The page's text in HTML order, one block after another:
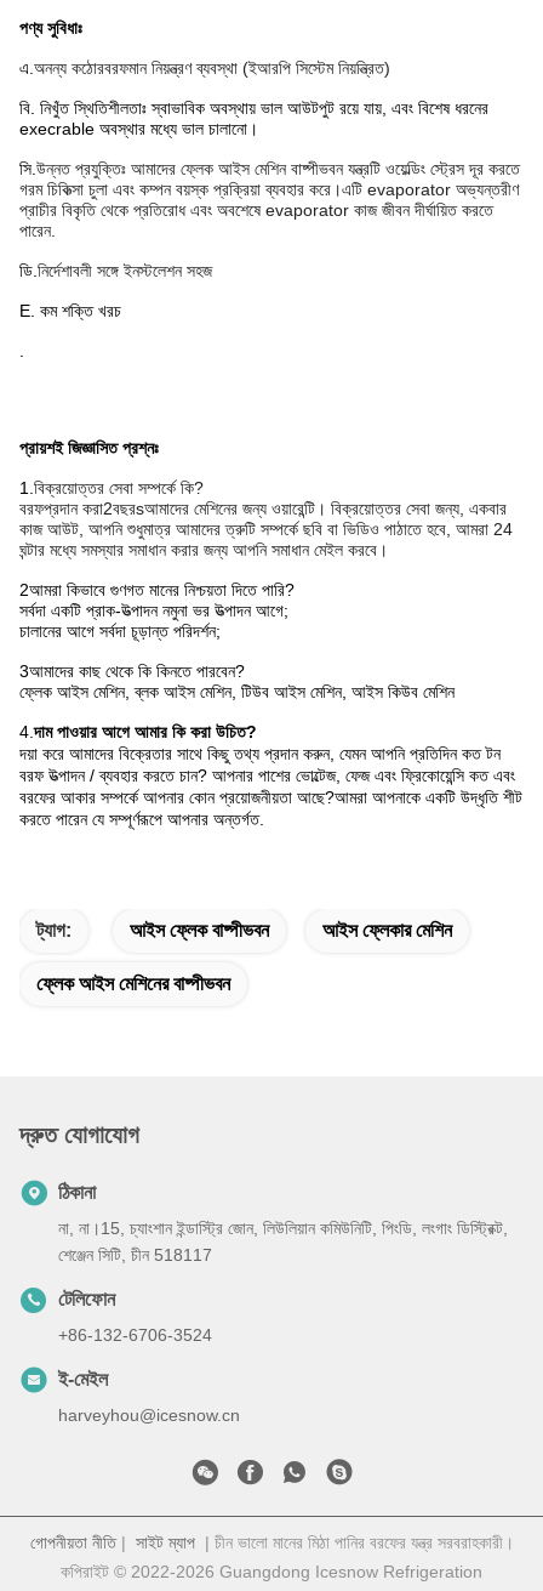
পণ্য সুবিধাঃ
এ. অনন্য কঠোরবরফমান নিয়ন্ত্রণ ব্যবস্থা (ইআরপি সিস্টেম নিয়ন্ত্রিত)
বি. নিখুঁত স্থিতিশীলতাঃ স্বাভাবিক অবস্থায় ভাল আউটপুট রয়ে যায়, এবং বিশেষ ধরনের
execrable অবস্থার মধ্যে ভাল চালানো।
সি. উন্নত প্রযুক্তিঃ আমাদের ফ্লেক আইস মেশিন বাষ্পীভবন যন্ত্রটি ওয়েল্ডিং স্ট্রেস দূর করতে
গরম চিকিত্সা চুলা এবং কম্পন বয়স্ক প্রক্রিয়া ব্যবহার করে।এটি evaporator অভ্যন্তরীণ
প্রাচীর বিকৃতি থেকে প্রতিরোধ এবং অবশেষে evaporator কাজ জীবন দীর্ঘায়িত করতে
পারেন.
ডি. নির্দেশাবলী সঙ্গে ইনস্টলেশন সহজ
E. কম শক্তি খরচ
প্রায়শই জিজ্ঞাসিত প্রশ্নঃ
1. বিক্রয়োত্তর সেবা সম্পর্কে কি?
বরফপ্রদান করা2বছরsআমাদের মেশিনের জন্য ওয়ারেন্টি। বিক্রয়োত্তর সেবা জন্য, একবার
কাজ আউট, আপনি শুধুমাত্র আমাদের ত্রুটি সম্পর্কে ছবি বা ভিডিও পাঠাতে হবে, আমরা 24
ঘন্টার মধ্যে সমস্যার সমাধান করার জন্য আপনি সমাধান মেইল করবে।
2আমরা কিভাবে গুণগত মানের নিশ্চয়তা দিতে পারি?
সর্বদা একটি প্রাক-উত্পাদন নমুনা ভর উত্পাদন আগে;
চালানের আগে সর্বদা চূড়ান্ত পরিদর্শন;
3আমাদের কাছ থেকে কি কিনতে পারবেন?
ফ্লেক আইস মেশিন, ব্লক আইস মেশিন, টিউব আইস মেশিন, আইস কিউব মেশিন
4.দাম পাওয়ার আগে আমার কি করা উচিত?
দয়া করে আমাদের বিক্রেতার সাথে কিছু তথ্য প্রদান করুন, যেমন আপনি প্রতিদিন কত টন
বরফ উত্পাদন / ব্যবহার করতে চান? আপনার পাশের ভোল্টেজ, ফেজ এবং ফ্রিকোয়েন্সি কত এবং
বরফের আকার সম্পর্কে আপনার কোন প্রয়োজনীয়তা আছে?আমরা আপনাকে একটি উদ্ধৃতি শীট
করতে পারেন যে সম্পূর্ণরূপে আপনার অন্তর্গত.
ট্যাগ: আইস ফ্লেক বাষ্পীভবন আইস ফ্লেকার মেশিন
ফ্লেক আইস মেশিনের বাষ্পীভবন
দ্রুত যোগাযোগ
ঠিকানা
না, না।15, চ্যাংশান ইন্ডাস্ট্রি জোন, লিউলিয়ান কমিউনিটি, পিংডি, লংগাং ডিস্ট্রিক্ট,
শেঞ্জেন সিটি, চীন 518117
টেলিফোন
+86-132-6706-3524
ই-মেইল
harveyhou@icesnow.cn
গোপনীয়তা নীতি| সাইট ম্যাপ| চীন ভালো মানের মিঠা পানির বরফের যন্ত্র সরবরাহকারী।
কপিরাইট © 2022-2026 Guangdong Icesnow Refrigeration